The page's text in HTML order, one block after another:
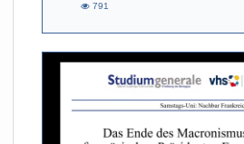
791